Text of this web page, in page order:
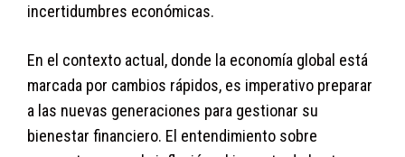
incertidumbres económicas.
En el contexto actual, donde la economía global está
marcada por cambios rápidos, es imperativo preparar
a las nuevas generaciones para gestionar su
bienestar financiero. El entendimiento sobre